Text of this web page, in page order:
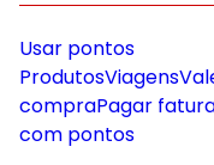
Usar pontos
ProdutosViagens
compraPagar
com pontos